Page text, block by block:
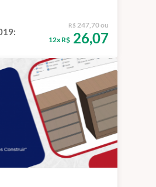
-
R$ 247,70 ou
12x R$26,07